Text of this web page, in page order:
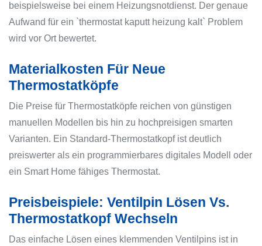
beispielsweise bei einem Heizungsnotdienst. Der genaue
Aufwand für ein `thermostat kaputt heizung kalt` Problem
wird vor Ort bewertet.
Materialkosten Für Neue
Thermostatköpfe
Die Preise für Thermostatköpfe reichen von günstigen
manuellen Modellen bis hin zu hochpreisigen smarten
Varianten. Ein Standard-Thermostatkopf ist deutlich
preiswerter als ein programmierbares digitales Modell oder
ein Smart Home fähiges Thermostat.
Preisbeispiele: Ventilpin Lösen Vs.
Thermostatkopf Wechseln
Das einfache Lösen eines klemmenden Ventilpins ist in